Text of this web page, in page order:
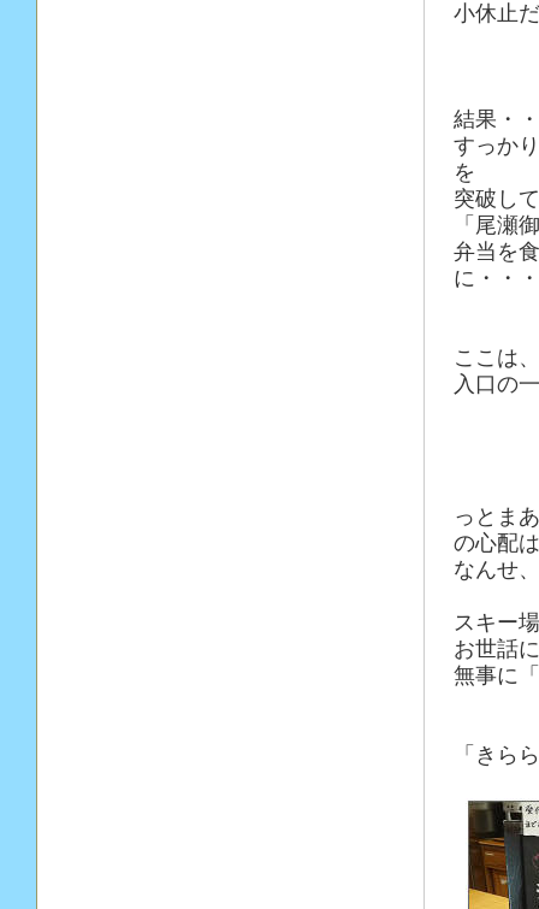
小休止
結果・
すっか
を
突破し
「尾瀬
弁当を
に・・
ここは
入口の
っとま
の心配
なんせ
スキー
お世話
無事に
「きら